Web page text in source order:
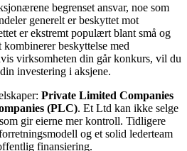
begrenset ansvar, noe som
generelt er beskyttet mot
er ekstremt populært blant små og
beskyttelse med
virksomheten din går konkurs, vil du
investering i aksjene.
Private Limited Companies
(PLC). Et Ltd kan ikke selge
gir eierne mer kontroll. Tidligere
og et solid lederteam
finansiering.